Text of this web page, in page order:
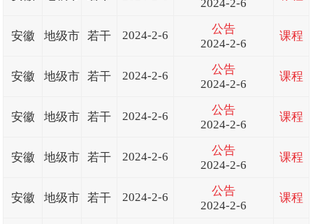
2024-2-6
安徽 地级市 若干 2024-2-6
公告
2024-2-6
课程
安徽 地级市 若干 2024-2-6
公告
2024-2-6
课程
安徽 地级市 若干 2024-2-6
公告
2024-2-6
课程
安徽 地级市 若干 2024-2-6
公告
2024-2-6
课程
安徽 地级市 若干 2024-2-6
公告
2024-2-6
课程